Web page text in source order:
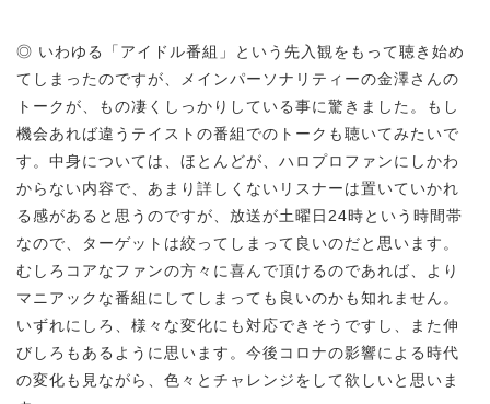
◎ いわゆる「アイドル番組」という先入観をもって聴き始め
てしまったのですが、メインパーソナリティーの金澤さんの
トークが、もの凄くしっかりしている事に驚きました。もし
機会あれば違うテイストの番組でのトークも聴いてみたいで
す。中身については、ほとんどが、ハロプロファンにしかわ
からない内容で、あまり詳しくないリスナーは置いていかれ
る感があると思うのですが、放送が土曜日24時という時間帯
なので、ターゲットは絞ってしまって良いのだと思います。
むしろコアなファンの方々に喜んで頂けるのであれば、より
マニアックな番組にしてしまっても良いのかも知れません。
いずれにしろ、様々な変化にも対応できそうですし、また伸
びしろもあるように思います。今後コロナの影響による時代
の変化も見ながら、色々とチャレンジをして欲しいと思いま